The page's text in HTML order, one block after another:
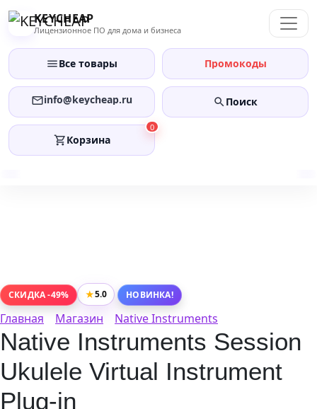
Перейти
KEYCHEAP
Лицензионное ПО для дома и бизнеса
Все товары Промокоды
info@keycheap.ru Поиск
0
Корзина
СКИДКА -49% ★5.0 НОВИНКА!
Главная Магазин Native Instruments
Native Instruments Session
Ukulele Virtual Instrument
Plug-in